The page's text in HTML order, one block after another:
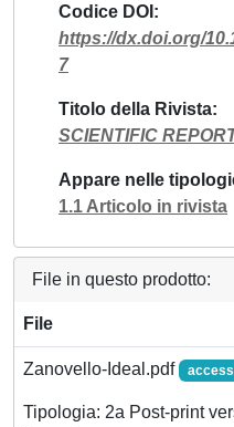
Codice DOI
https://dx.doi.org/
7
Titolo della Rivista
SCIENTIFIC
Appare nelle
1.1 Articolo in rivista
File in questo prodotto:
File
Zanovello-Ideal.pdf
Tipologia: 2a Post-print